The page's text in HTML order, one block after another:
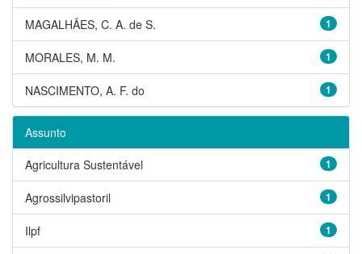
1
MAGALHÃES, C. A. de S.
1
MORALES, M. M.
1
NASCIMENTO, A. F. do
Assunto
1
Agricultura Sustentável
1
Agrossilvipastoril
1
Ilpf